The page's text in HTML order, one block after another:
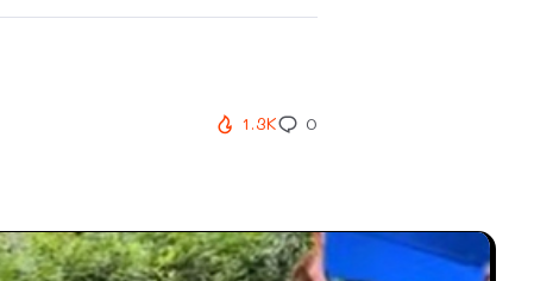
1.3K 0